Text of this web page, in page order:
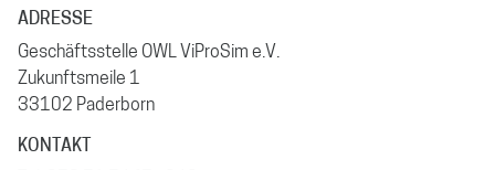
ADRESSE
Geschäftsstelle OWL ViProSim e.V.
Zukunftsmeile 1
33102 Paderborn
KONTAKT